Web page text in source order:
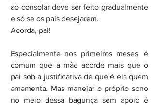
ao consolar deve ser feito gradualmente
e só se os pais desejarem.
Acorda, pai!
Especialmente nos primeiros meses, é
comum que a mãe acorde mais que o
pai sob a justificativa de que é ela quem
amamenta. Mas manejar o próprio sono
no meio dessa bagunça sem apoio é